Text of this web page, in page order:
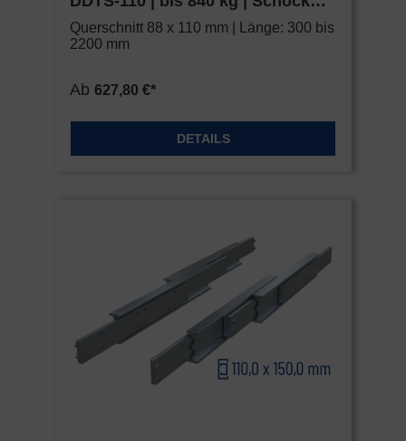
Metall HEAVY
Querschnitt 88 x 110 mm | Länge: 300 bis
2200 mm
Ab 627,80 €*
DETAILS
Übertragung nicht statt.